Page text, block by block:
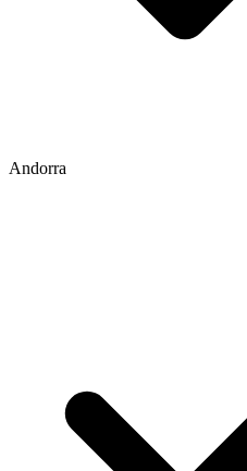
Andorra